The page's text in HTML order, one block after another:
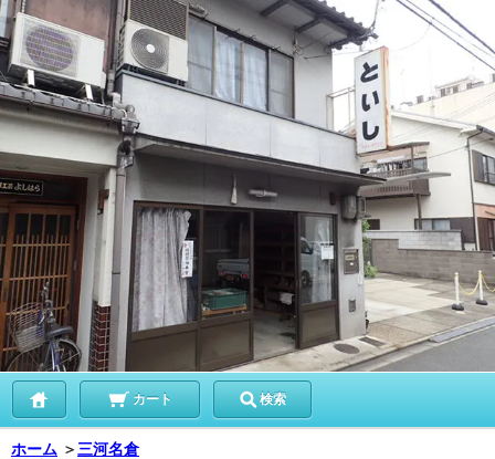
カート 検索
ホーム ＞ 三河名倉